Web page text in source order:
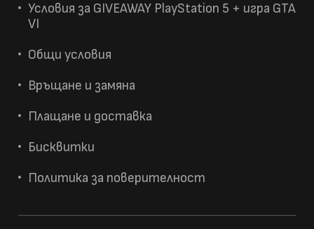
Условия за GIVEAWAY PlayStation 5 + игра GTA
VI
Общи условия
Връщане и замяна
Плащане и доставка
Бисквитки
Политика за поверителност